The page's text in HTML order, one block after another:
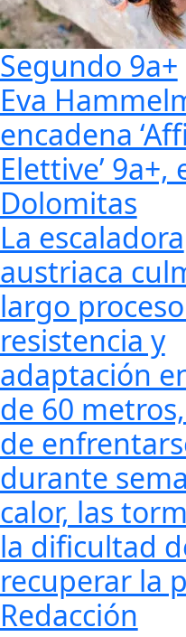
Segundo 9a+
Eva
encadena
Elettive’ 9a+,
Dolomitas
La escaladora
austriaca
largo
resistencia y
adaptación
de 60
de
durante
calor, las
la dificultad
recuperar la
Redacción